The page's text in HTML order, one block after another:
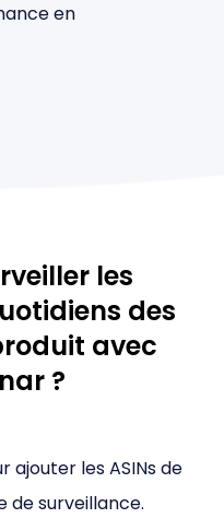
en
les
des
avec
?
ajouter les ASINs de
de surveillance.